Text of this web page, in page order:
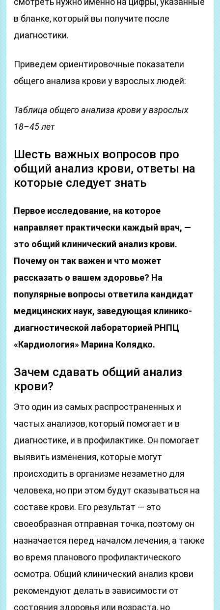
в бланке, который вы получите после
диагностики.
Приведем ориентировочные показатели
общего анализа крови у взрослых людей:
Таблица общего анализа крови у взрослых
18–45 лет
Шесть важных вопросов про
общий анализ крови, ответы на
которые следует знать
Первое исследование, на которое
направляет практически каждый врач, —
это общий клинический анализ крови.
Почему он так важен и что может
рассказать о вашем здоровье? На
популярные вопросы ответила кандидат
медицинских наук, заведующая клинико-
диагностической лабораторией РНПЦ
«Кардиология» Марина Колядко.
Зачем сдавать общий анализ
крови?
Это один из самых распространенных и
частых анализов, который помогает и в
диагностике, и в профилактике. Он помогает
выявить изменения, которые могут
происходить в организме незаметно для
человека, но при этом будут сказываться на
составе крови. Его результат — это
своеобразная отправная точка, поэтому он
назначается перед началом лечения, а также
во время планового профилактического
осмотра. Общий клинический анализ крови
рекомендуют делать в зависимости от
состояния здоровья или возраста, но